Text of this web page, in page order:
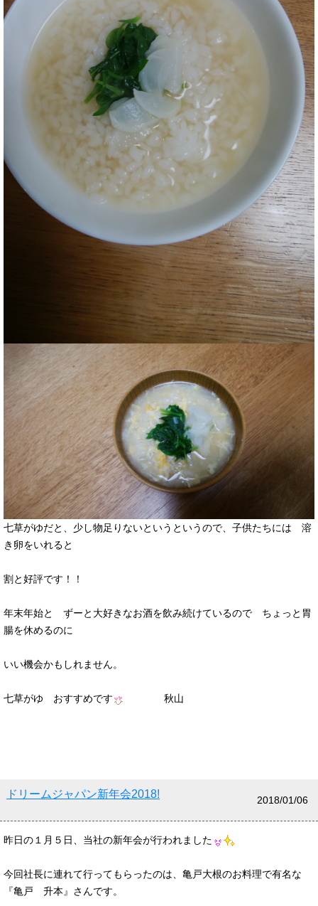
七草がゆだと、少し物足りないというというので、子供たちには 溶
き卵をいれると
割と好評です！！
年末年始と ずーと大好きなお酒を飲み続けているので ちょっと胃
腸を休めるのに
いい機会かもしれません。
七草がゆ おすすめです 秋山
ドリームジャパン新年会2018! 2018/01/06
昨日の１月５日、当社の新年会が行われました
今回社長に連れて行ってもらったのは、亀戸大根のお料理で有名な
『亀戸 升本』さんです。